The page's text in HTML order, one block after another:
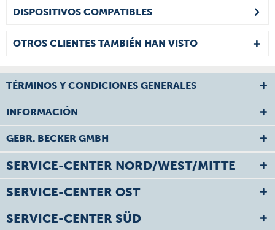
DISPOSITIVOS COMPATIBLES
OTROS CLIENTES TAMBIÉN HAN VISTO
TÉRMINOS Y CONDICIONES GENERALES
INFORMACIÓN
GEBR. BECKER GMBH
SERVICE-CENTER NORD/WEST/MITTE
SERVICE-CENTER OST
SERVICE-CENTER SÜD